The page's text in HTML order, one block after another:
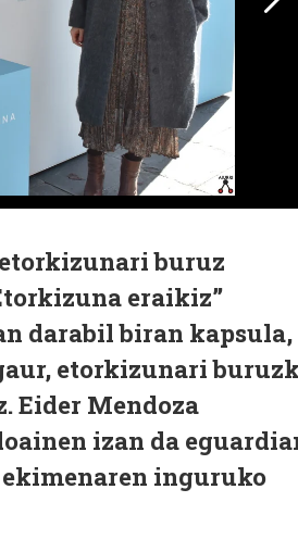
buruz
eraikiz”
darabil biran kapsula,
etorkizunari
Eider Mendoza
izan da
inguruko